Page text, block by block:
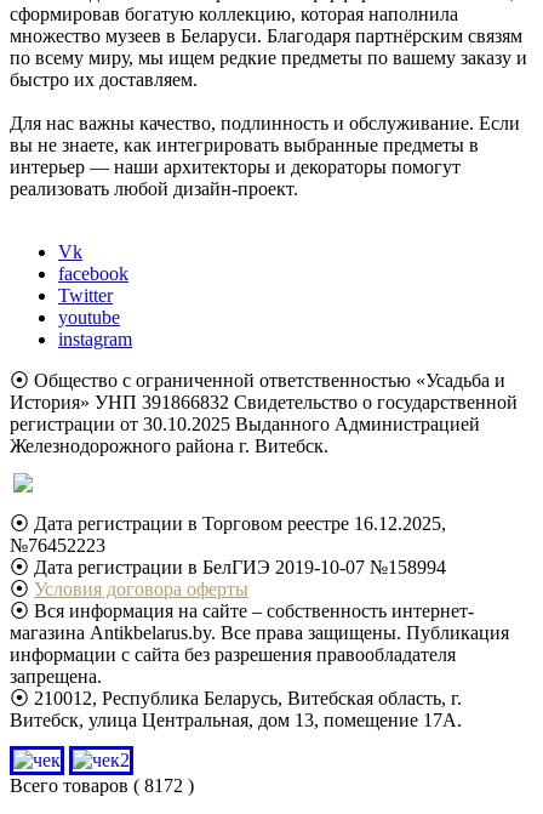
сформировав богатую коллекцию, которая наполнила
множество музеев в Беларуси. Благодаря партнёрским связям
по всему миру, мы ищем редкие предметы по вашему заказу и
быстро их доставляем.
Для нас важны качество, подлинность и обслуживание. Если
вы не знаете, как интегрировать выбранные предметы в
интерьер — наши архитекторы и декораторы помогут
реализовать любой дизайн-проект.
Vk
facebook
Twitter
youtube
instagram
⦿ Общество с ограниченной ответственностью «Усадьба и
История» УНП 391866832 Свидетельство о государственной
регистрации от 30.10.2025 Выданного Администрацией
Железнодорожного района г. Витебск.
⦿ Дата регистрации в Торговом реестре 16.12.2025,
№76452223
⦿ Дата регистрации в БелГИЭ 2019-10-07 №158994
⦿ Условия договора оферты
⦿ Вся информация на сайте – собственность интернет-
магазина Antikbelarus.by. Все права защищены. Публикация
информации с сайта без разрешения правообладателя
запрещена.
⦿ 210012, Республика Беларусь, Витебская область, г.
Витебск, улица Центральная, дом 13, помещение 17А.
Всего товаров ( 8172 )